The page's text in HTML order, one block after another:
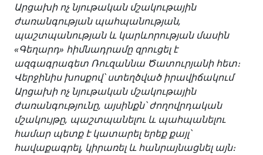
Արցախի ոչ նյութական մշակութային
ժառանգության պահպանության,
պաշտպանության և կարևորության մասին
«Գեղարդ» հիմնադրամը զրուցել է
ազգագրագետ Ռուզաննա Ծատուրյանի հետ։
Վերջինիս խոսքով՝ ստեղծված իրավիճակում
Արցախի ոչ նյութական մշակութային
ժառանգությունը, այսինքն՝ժողովրդական
մշակույթը, պաշտպանելու և պահպանելու
համար պետք էկատարել երեք քայլ՝
հավաքագրել, կիրառել և հանրայնացնել այն։